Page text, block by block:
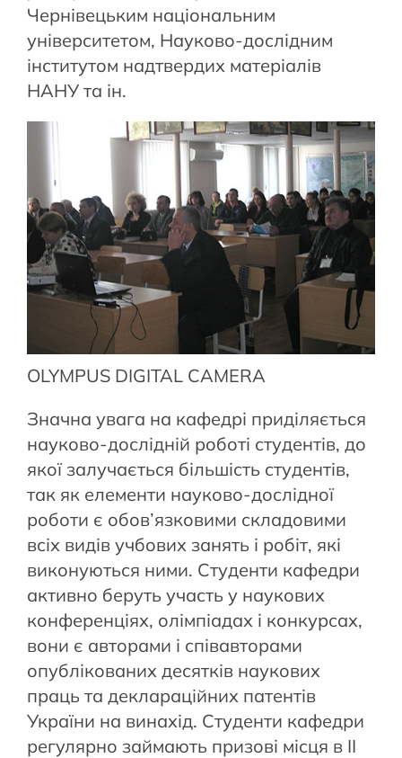
Чернівецьким національним
університетом, Науково-дослідним
інститутом надтвердих матеріалів
НАНУ та ін.
OLYMPUS DIGITAL CAMERA
Значна увага на кафедрі приділяється
науково-дослідній роботі студентів, до
якої залучається більшість студентів,
так як елементи науково-дослідної
роботи є обов’язковими складовими
всіх видів учбових занять і робіт, які
виконуються ними. Студенти кафедри
активно беруть участь у наукових
конференціях, олімпіадах і конкурсах,
вони є авторами і співавторами
опублікованих десятків наукових
праць та деклараційних патентів
України на винахід. Студенти кафедри
регулярно займають призові місця в ІІ